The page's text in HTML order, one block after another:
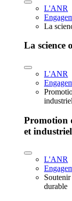
L'ANR
La
La science
L'ANR
Promotion
et
L'ANR
durable